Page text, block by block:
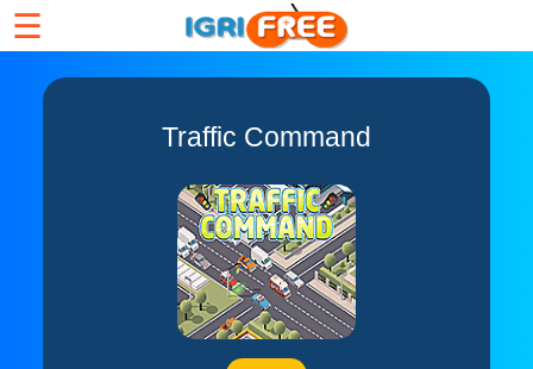
☰
Traffic Command